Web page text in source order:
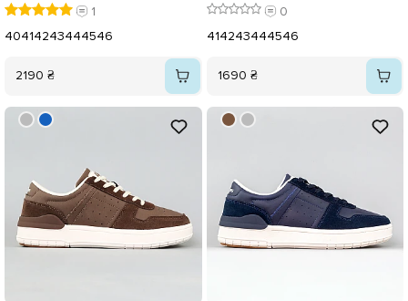
1
40414243444546
2190 ₴
0
414243444546
1690 ₴